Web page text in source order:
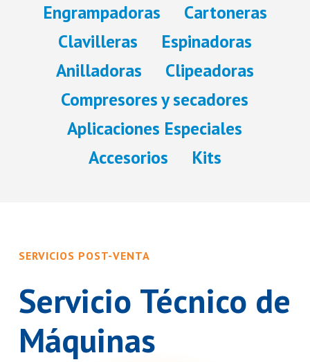
Engrampadoras
Cartoneras
Clavilleras
Espinadoras
Anilladoras
Clipeadoras
Compresores y secadores
Aplicaciones Especiales
Accesorios
Kits
SERVICIOS POST-VENTA
Servicio Técnico de
Máquinas